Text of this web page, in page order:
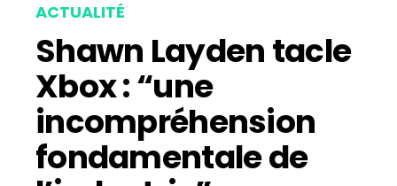
ACTUALITÉ
Shawn Layden tacle
Xbox : “une
incompréhension
fondamentale de